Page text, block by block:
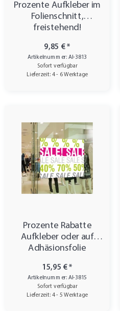
Prozente Aufkleber im
Folienschnitt,
freistehend!
9,85 €*
Artikelnummer: AI-3813
Sofort verfügbar
Lieferzeit: 4 - 6 Werktage
Prozente Rabatte
Aufkleber oder auf
Adhäsionsfolie
15,95 €*
Artikelnummer: AI-3815
Sofort verfügbar
Lieferzeit: 4 - 5 Werktage